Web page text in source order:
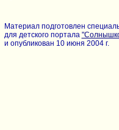
Материал подготовлен
для детского портала
и опубликован 10 июня 2004 г.